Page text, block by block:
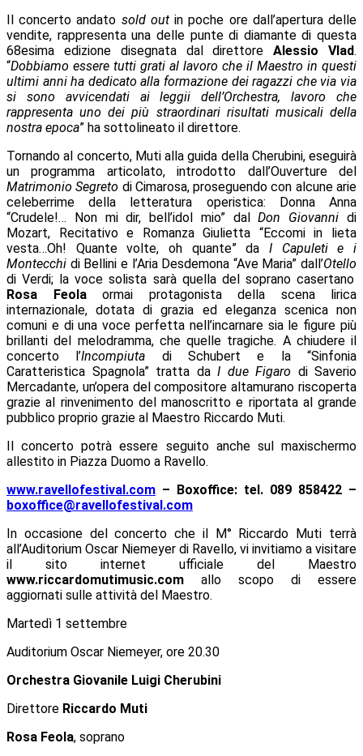
Il concerto andato sold outin poche ore dall’apertura delle
vendite, rappresenta una delle punte di diamante di questa
68esima edizione disegnata dal direttoreAlessio Vlad.
“Dobbiamo essere tutti grati al lavoro che il Maestro in questi
ultimi anni ha dedicato alla formazione dei ragazzi che via via
si sono avvicendati ai leggii dell’Orchestra, lavoro che
rappresenta uno dei più straordinari risultati musicali della
nostra epoca” ha sottolineato il direttore.
Tornando al concerto, Muti alla guida della Cherubini, eseguirà
un programma articolato, introdotto dall’Ouverture del
Matrimonio Segreto di Cimarosa, proseguendo con alcune arie
celeberrime della letteratura operistica: Donna Anna
“Crudele!… Non mi dir, bell’idol mio” dalDon Giovanni di
Mozart, Recitativo e Romanza Giulietta “Eccomi in lieta
vesta…Oh! Quante volte, oh quante” da I Capuleti e i
Montecchi di Bellini e l’Aria Desdemona “Ave Maria” dall’Otello
di Verdi; la voce solista sarà quella del soprano casertano
Rosa Feolaormai protagonista della scena lirica
internazionale, dotata di grazia ed eleganza scenica non
comuni e di una voce perfetta nell’incarnare sia le figure più
brillanti del melodramma, che quelle tragiche. A chiudere il
concerto l’Incompiuta di Schubert e la “Sinfonia
Caratteristica Spagnola” tratta da I due Figaro di Saverio
Mercadante, un’opera del compositore altamurano riscoperta
grazie al rinvenimento del manoscritto e riportata al grande
pubblico proprio grazie al Maestro Riccardo Muti.
Il concerto potrà essere seguito anche sul maxischermo
allestito in Piazza Duomo a Ravello.
www.ravellofestival.com – Boxoffice: tel. 089 858422 –
boxoffice@ravellofestival.com
In occasione del concerto che il M° Riccardo Muti terrà
all’Auditorium Oscar Niemeyer di Ravello, vi invitiamo a visitare
il sito internet ufficiale del Maestro
www.riccardomutimusic.com allo scopo di essere
aggiornati sulle attività del Maestro.
Martedì 1 settembre
Auditorium Oscar Niemeyer, ore 20.30
Orchestra Giovanile Luigi Cherubini
Direttore Riccardo Muti
Rosa Feola, soprano